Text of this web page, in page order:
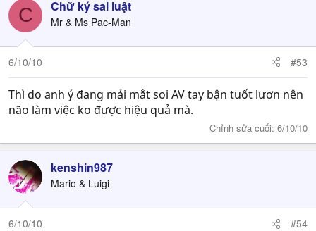
C Chữ ký sai luật
Mr & Ms Pac-Man
6/10/10 #53
Thì do anh ý đang mải mắt soi AV tay bận tuốt lươn nên
não làm việc ko được hiệu quả mà.
Chỉnh sửa cuối: 6/10/10
kenshin987
Mario & Luigi
6/10/10 #54